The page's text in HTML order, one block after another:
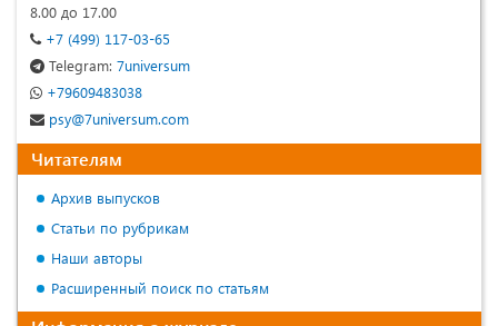
8.00 до 17.00
+7 (499) 117-03-65
Telegram: 7universum
+79609483038
psy@7universum.com
Читателям
Архив выпусков
Статьи по рубрикам
Наши авторы
Расширенный поиск по статьям